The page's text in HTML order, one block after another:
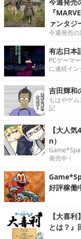
『
ァンタジ
今週発売の
有志日本
PCゲーマ
に連続イン
吉田輝和
もはやゲ
記
【大人
n）
発売中！
好評稼働
【大喜
とは？』